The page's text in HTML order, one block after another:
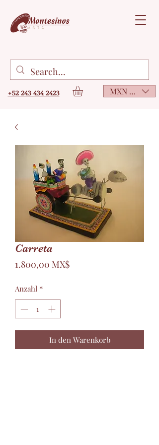
+52 243 434 2423 MXN ($)
Carreta
1.800,00 MX$Preis
Anzahl *
In den Warenkorb